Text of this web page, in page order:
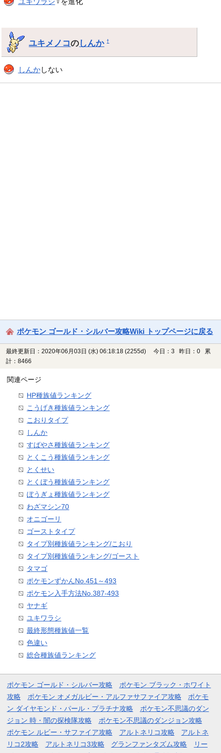
ユキメノコのしんか †
しんかしない
ポケモン ゴールド・シルバー攻略Wiki トップページに戻る
最終更新日：2020年06月03日 (水) 06:18:18 (2255d)
今日：3 昨日：0 累
計：8466
関連ページ
HP種族値ランキング
こうげき種族値ランキング
こおりタイプ
しんか
すばやさ種族値ランキング
とくこう種族値ランキング
とくせい
とくぼう種族値ランキング
ぼうぎょ種族値ランキング
わざマシン70
オニゴーリ
ゴーストタイプ
タイプ別種族値ランキング/こおり
タイプ別種族値ランキング/ゴースト
タマゴ
ポケモンずかんNo.451～493
ポケモン入手方法No.387-493
ヤナギ
ユキワラシ
最終形態種族値一覧
色違い
総合種族値ランキング
ポケモン ゴールド・シルバー攻略
ポケモン ブラック・ホワイト
攻略
ポケモン オメガルビー・アルファサファイア攻略
ポケモ
ン ダイヤモンド・パール・プラチナ攻略
ポケモン不思議のダン
ジョン 時・闇の探検隊攻略
ポケモン不思議のダンジョン攻略
ポケモン ルビー・サファイア攻略
アルトネリコ攻略
アルトネ
リコ2攻略
アルトネリコ3攻略 グランファンタズム攻略
リー